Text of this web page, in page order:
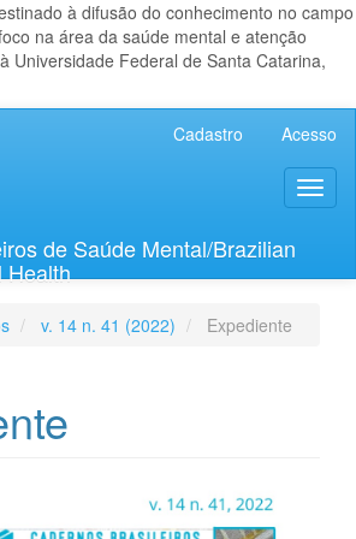
à difusão do conhecimento no campo
na área da saúde mental e atenção
Universidade Federal de Santa Catarina,
Cadastro Acesso
de Saúde Mental/Brazilian
Health
v. 14 n. 41 (2022) Expediente